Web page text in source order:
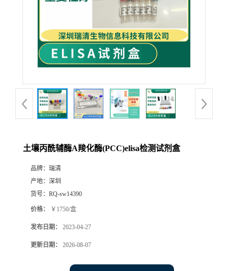
土壤丙酰辅酶A羧化酶(PCC)elisa检测试剂盒
品牌： 瑞清
产地： 深圳
货号： RQ-sw14390
价格： ￥1750/盒
发布日期： 2023-04-27
更新日期： 2026-08-07